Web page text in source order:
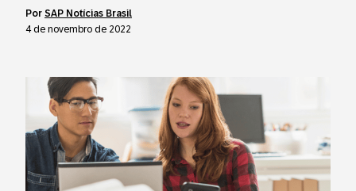
por SAP Notícias Brasil
4 de novembro de 2022